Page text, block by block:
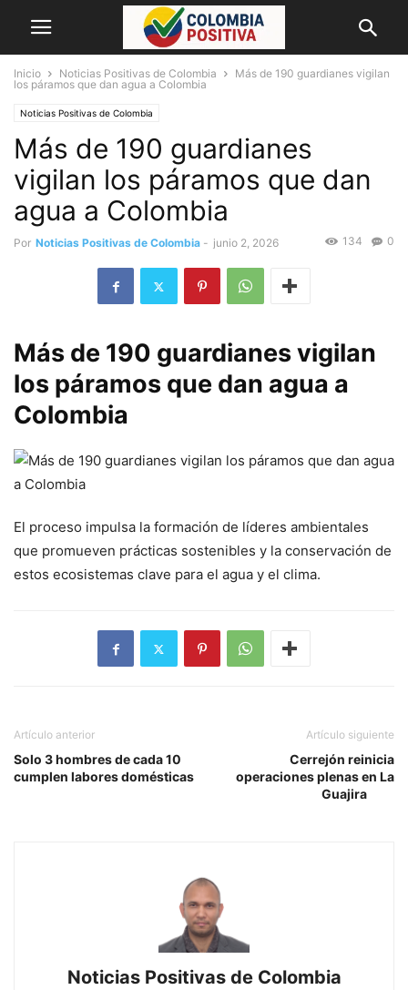
Inicio Noticias Positivas de Colombia
Más de 190 guardianes vigilan
los páramos que dan agua a Colombia
Noticias Positivas de Colombia
Más de 190 guardianes
vigilan los páramos que dan
agua a Colombia
Por Noticias Positivas de Colombia - junio 2, 2026 0
134
Más de 190 guardianes vigilan
los páramos que dan agua a
Colombia
El proceso impulsa la formación de líderes ambientales
que promueven prácticas sostenibles y la conservación de
estos ecosistemas clave para el agua y el clima.
Artículo anterior
Solo 3 hombres de cada 10
cumplen labores domésticas
Artículo siguiente
Cerrejón reinicia
operaciones plenas en La
Guajira
Noticias Positivas de Colombia